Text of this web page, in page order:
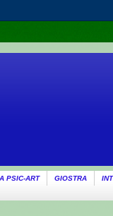
PSIC-ART GIOSTRA